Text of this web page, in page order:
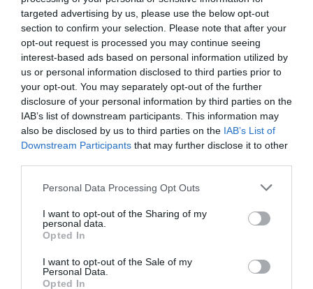
targeted advertising by us, please use the below opt-out
section to confirm your selection. Please note that after your
opt-out request is processed you may continue seeing
interest-based ads based on personal information utilized by
us or personal information disclosed to third parties prior to
your opt-out. You may separately opt-out of the further
disclosure of your personal information by third parties on the
IAB’s list of downstream participants. This information may
also be disclosed by us to third parties on the IAB’s List of
Downstream Participants that may further disclose it to other
Please note that this website/app uses one or more Google
not limited to your visit or usage behaviour. You may click to
grant or deny consent to Google and its third-party tags to
use your data for below specified purposes in below Google
consent section.
Personal Data Processing Opt Outs
I want to opt-out of the Sharing of my
personal data.
Opted In
I want to opt-out of the Sale of my
Personal Data.
Opted In
PERGOLE E TENDE DA SOLE GIBUS
29 aprile 2021
Social